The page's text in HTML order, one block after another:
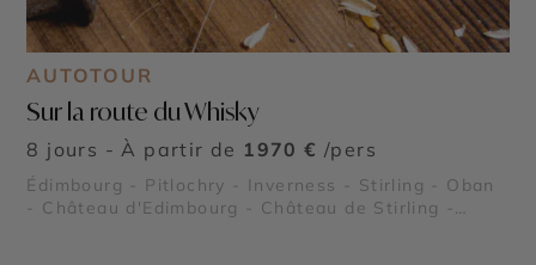
AUTOTOUR
Sur la route du Whisky
8 jours - À partir de 1970 € /pers
Édimbourg - Pitlochry - Inverness - Stirling - Oban
- Château d'Edimbourg - Château de Stirling -